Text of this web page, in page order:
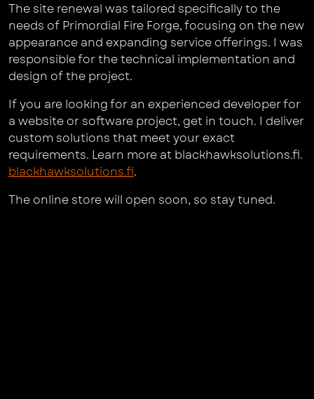
The site renewal was tailored specifically to the
needs of Primordial Fire Forge, focusing on the new
appearance and expanding service offerings. I was
responsible for the technical implementation and
design of the project.
If you are looking for an experienced developer for
a website or software project, get in touch. I deliver
custom solutions that meet your exact
requirements. Learn more at blackhawksolutions.fi.
blackhawksolutions.fi.
The online store will open soon, so stay tuned.